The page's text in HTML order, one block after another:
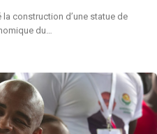
construction d’une statue de
du…